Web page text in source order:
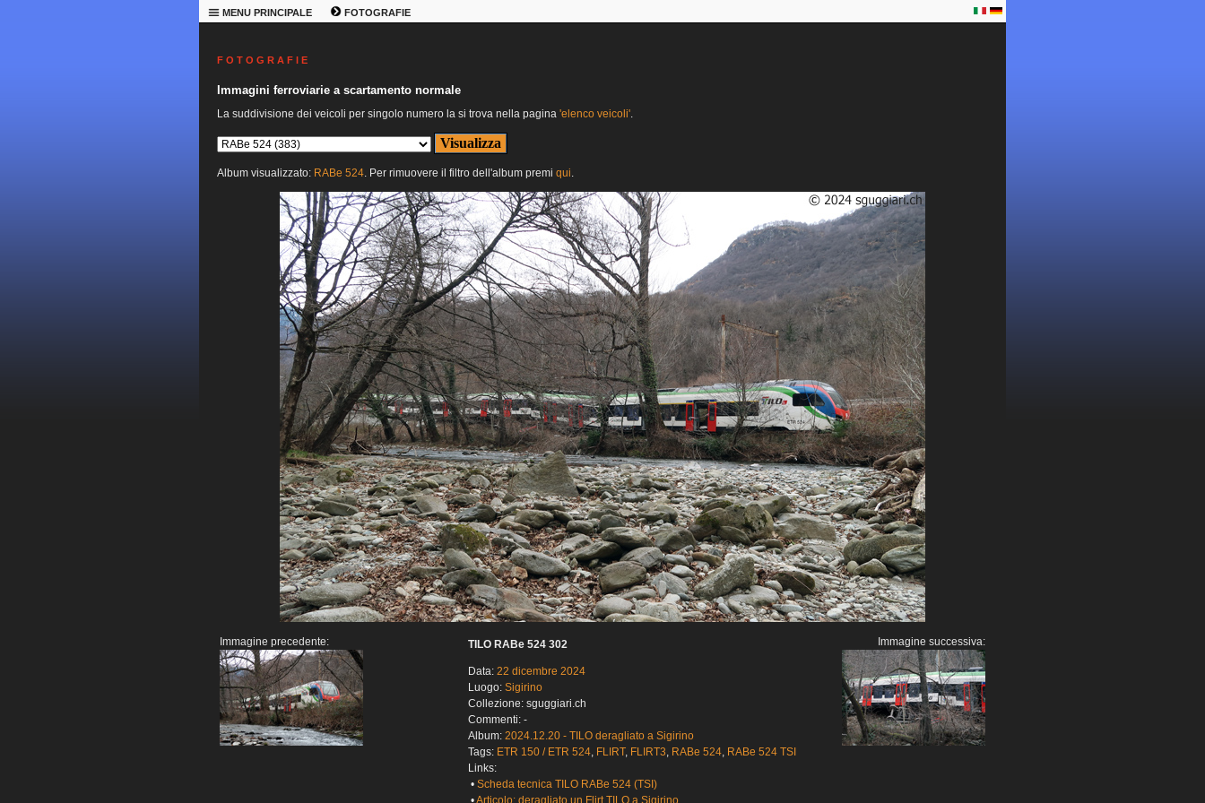
MENU PRINCIPALE FOTOGRAFIE
F O T O G R A F I E
Immagini ferroviarie a scartamento normale
La suddivisione dei veicoli per singolo numero la si trova nella pagina 'elenco veicoli'.
Album visualizzato: RABe 524. Per rimuovere il filtro dell'album premi qui.
Immagine precedente: TILO RABe 524 302
Data: 22 dicembre 2024
Luogo: Sigirino
Collezione: sguggiari.ch
Commenti: -
Album: 2024.12.20 - TILO deragliato a Sigirino
Tags: ETR 150 / ETR 524, FLIRT, FLIRT3, RABe 524, RABe 524 TSI
Links:
• Scheda tecnica TILO RABe 524 (TSI)
Immagine successiva: